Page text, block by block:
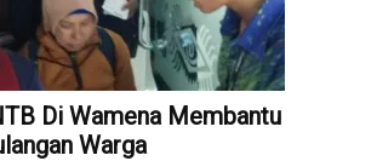
Di Wamena Membantu
Warga